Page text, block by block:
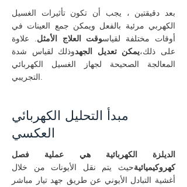
بعد دقيقتين ، يجب أن تكون تأثيرات الغسيل
الكهربي مرئية بالفعل ويمكن جمع العينات في
أوقات مختلفة لقياسوقت العلاج الأمثل. علاوة
على ذلك،يمكن تعديل الجهدوذلك لقياس شدة
المعالجة الصحيحة لجهاز الغسيل الكهربائي
التجريبي.
مبدأ التحليل الكهربائي
العكسي
الديلزة الكهربائية هي عملية فصل
كهروكيميائيةحيث يتم نقل الأيونات من خلال
أغشية التبادل الأيوني عن طريق جهد تيار مباشر